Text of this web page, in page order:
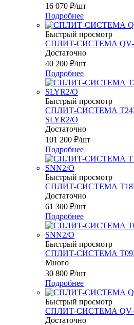
16 070 ₽/шт
Подробнее
Быстрый просмотр
СПЛИТ-СИСТЕМА QV-
Достаточно
40 200 ₽/шт
Подробнее
Быстрый просмотр
СПЛИТ-СИСТЕМА
SLYR2/O
Достаточно
101 200 ₽/шт
Подробнее
Быстрый просмотр
СПЛИТ-СИСТЕМА
Достаточно
61 300 ₽/шт
Подробнее
Быстрый просмотр
СПЛИТ-СИСТЕМА
Много
30 800 ₽/шт
Подробнее
Быстрый просмотр
СПЛИТ-СИСТЕМА QV-
Достаточно